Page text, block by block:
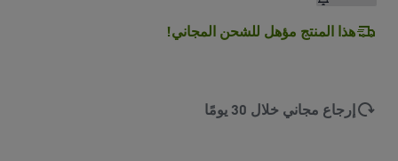
هذا المنتج مؤهل للشحن المجاني!
إرجاع مجاني خلال 30 يومًا